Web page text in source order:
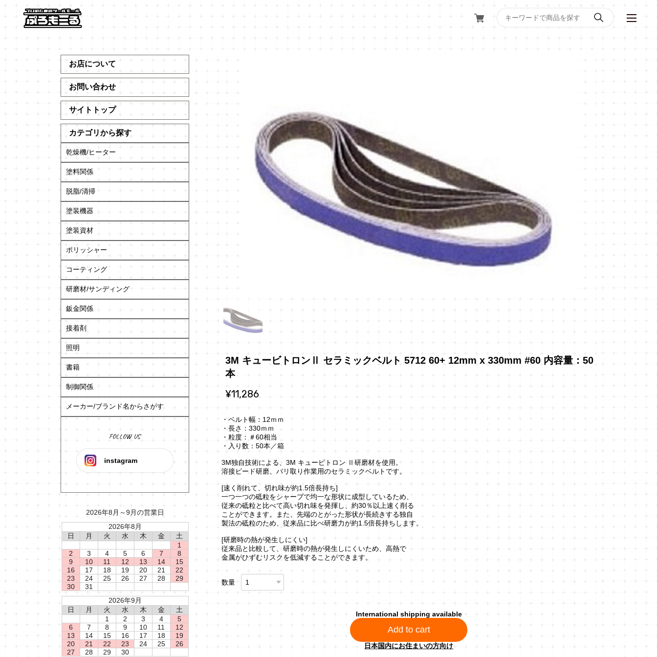
お店について
お問い合わせ
サイトトップ
カテゴリから探す
乾燥機/ヒーター
塗料関係
脱脂/清掃
塗装機器
塗装資材
ポリッシャー
コーティング
研磨材/サンディング
鈑金関係
接着剤
照明
書籍
制御関係
メーカー/ブランド名からさがす
FOLLOW US
instagram
2026年8月～9月の営業日
2026年8月
日
月 火 水 木 金
土
1
2
3 4 5 6 7
8
9
10 11 12 13 14
15
16
17 18 19 20 21
22
23
24 25 26 27 28
29
30
31
2026年9月
日
月 火 水 木 金
土
1
2 3 4
5
6
7 8 9 10 11
12
13
14 15 16 17 18
19
20
21 22 23 24 25
26
27
28 29 30
3M キュービトロンⅡ セラミックベルト 5712 60+ 12mm x 330mm #60 内容量：50
本
¥11,286
・ベルト幅：12ｍｍ
・長さ：330ｍｍ
・粒度：＃60相当
・入り数：50本／箱
3M独自技術による、3M キュービトロン Ⅱ研磨材を使用。
溶接ビード研磨、バリ取り作業用のセラミックベルトです。
[速く削れて、切れ味が約1.5倍長持ち]
一つ一つの砥粒をシャープで均一な形状に成型しているため、
従来の砥粒と比べて高い切れ味を発揮し、約30％以上速く削る
ことができます。また、先端のとがった形状が長続きする独自
製法の砥粒のため、従来品に比べ研磨力が約1.5倍長持ちします。
[研磨時の熱が発生しにくい]
従来品と比較して、研磨時の熱が発生しにくいため、高熱で
金属がひずむリスクを低減することができます。
数量
International shipping available
Add to cart
日本国内にお住まいの方向け